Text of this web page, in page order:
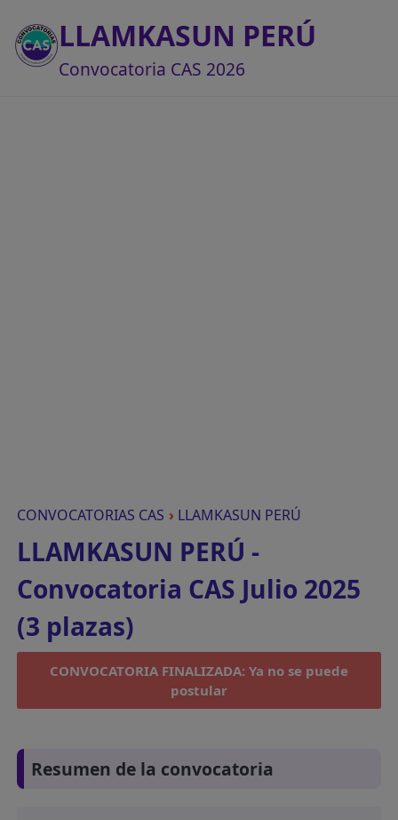
LLAMKASUN PERÚ
Convocatoria CAS 2026
CONVOCATORIAS CAS › LLAMKASUN PERÚ
LLAMKASUN PERÚ -
Convocatoria CAS Julio 2025
(3 plazas)
CONVOCATORIA FINALIZADA: Ya no se puede
postular
Resumen de la convocatoria